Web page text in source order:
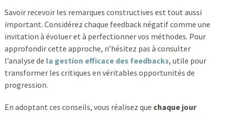
Savoir recevoir les remarques constructives est tout aussi
important. Considérez chaque feedback négatif comme une
invitation à évoluer et à perfectionner vos méthodes. Pour
approfondir cette approche, n’hésitez pas à consulter
l’analyse de la gestion efficace des feedbacks, utile pour
transformer les critiques en véritables opportunités de
progression.
En adoptant ces conseils, vous réalisez que chaque jour